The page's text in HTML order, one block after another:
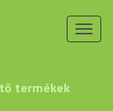
termékek